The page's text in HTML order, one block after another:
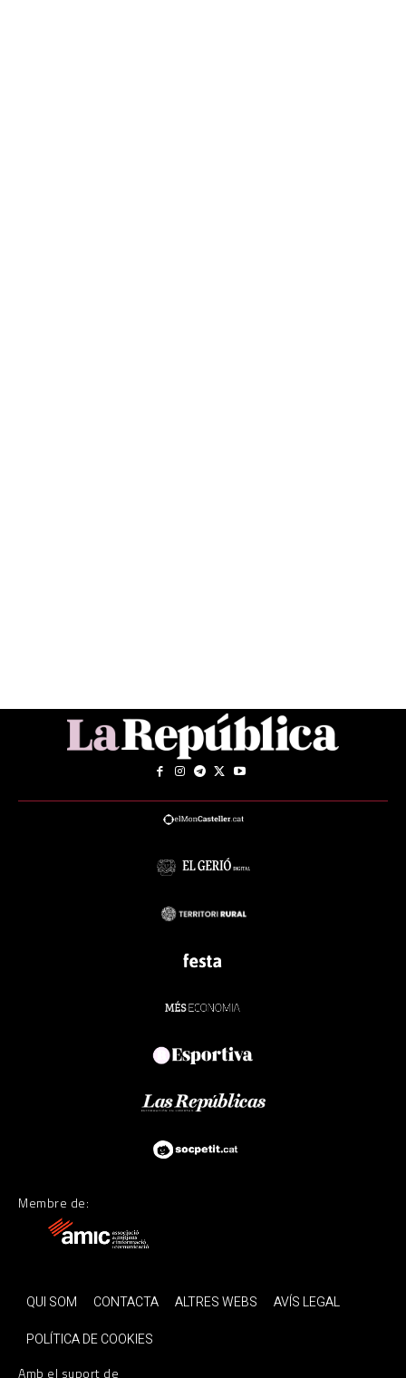
Membre de:
QUI SOM CONTACTA ALTRES WEBS
AVÍS LEGAL
POLÍTICA DE COOKIES
Amb el suport de